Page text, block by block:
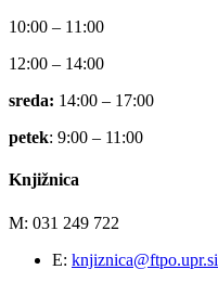
10:00 – 11:00
12:00 – 14:00
sreda: 14:00 – 17:00
petek: 9:00 – 11:00
Knjižnica
M: 031 249 722
E: knjiznica@ftpo.upr.si